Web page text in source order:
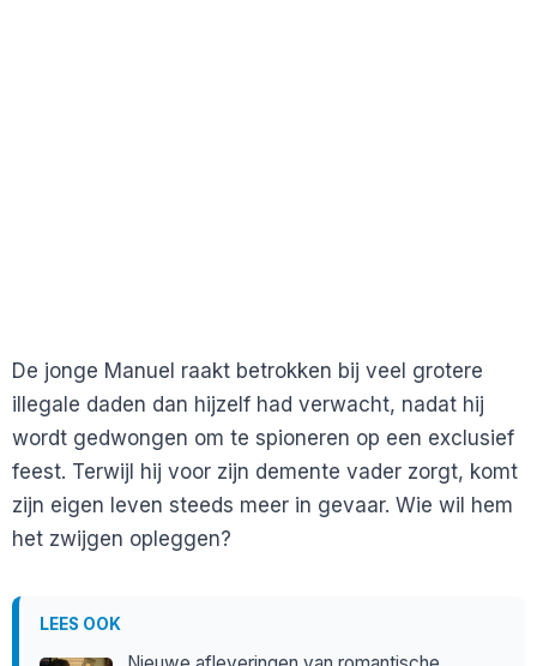
De jonge Manuel raakt betrokken bij veel grotere
illegale daden dan hijzelf had verwacht, nadat hij
wordt gedwongen om te spioneren op een exclusief
feest. Terwijl hij voor zijn demente vader zorgt, komt
zijn eigen leven steeds meer in gevaar. Wie wil hem
het zwijgen opleggen?
LEES OOK